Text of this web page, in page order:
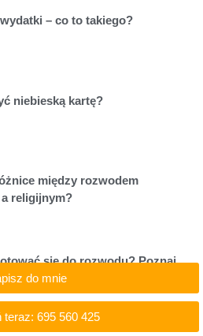
wydatki – co to takiego?
niebieską kartę?
między rozwodem
religijnym?
się do rozwodu? Poznaj
i praktyczne wskazówki
do mnie
teraz: 695 560 425